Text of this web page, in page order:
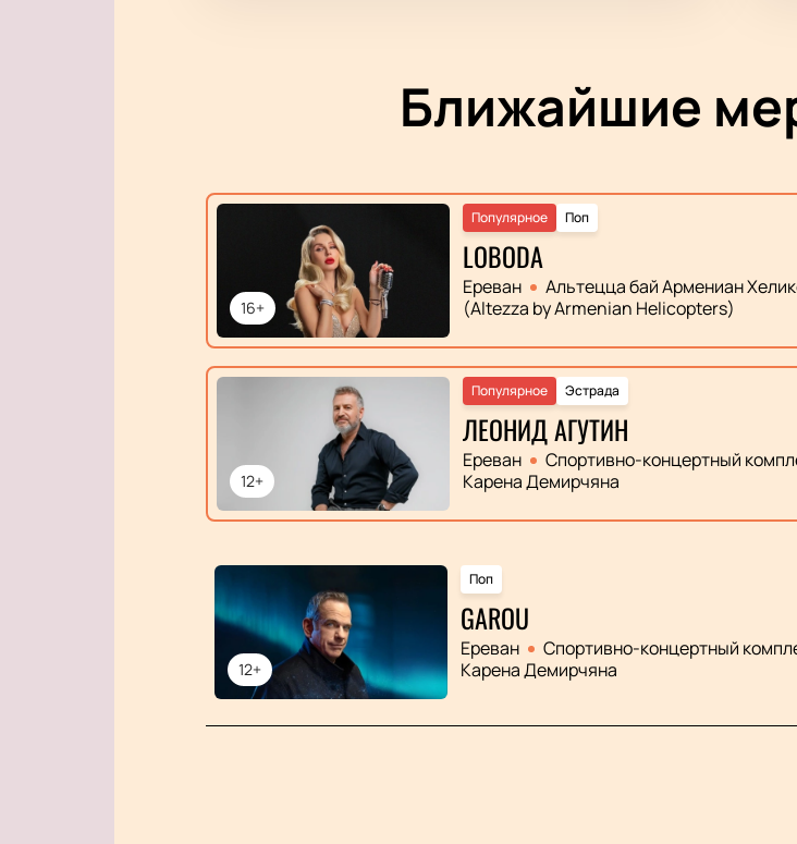
Ближайшие
16+
Поп
Популярное
LOBODA
Ереван
Альтецца бай Армениан
(Altezza by Armenian Helicopters)
12+
Эстрада
Популярное
ЛЕОНИД АГУТИН
Ереван
Спортивно-концертный
Карена Демирчяна
12+
Поп
GAROU
Ереван
Спортивно-концертный
Карена Демирчяна